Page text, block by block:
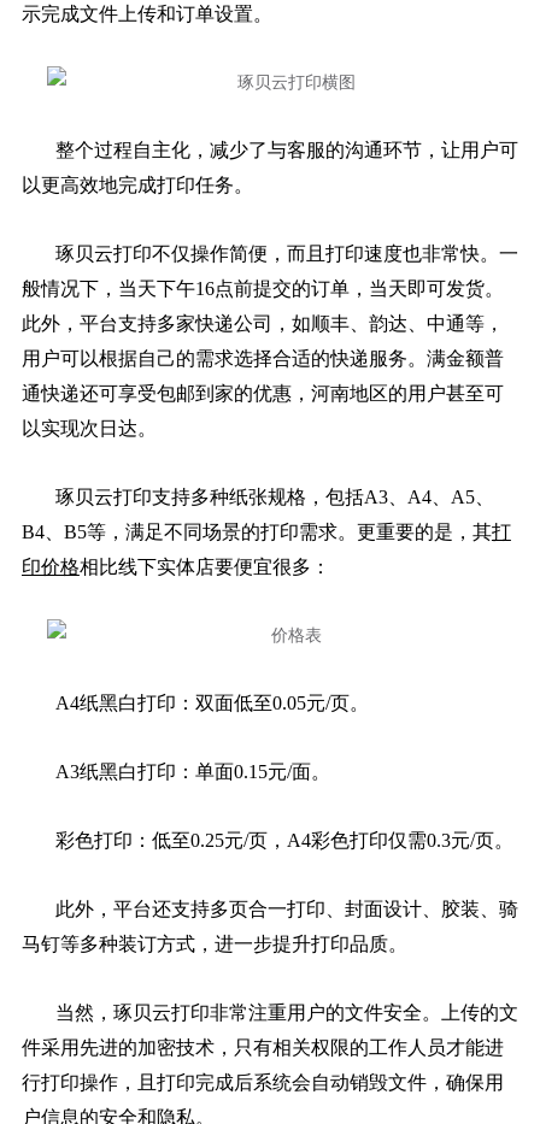
示完成文件上传和订单设置。
整个过程自主化，减少了与客服的沟通环节，让用户可
以更高效地完成打印任务。
琢贝云打印不仅操作简便，而且打印速度也非常快。一
般情况下，当天下午16点前提交的订单，当天即可发货。
此外，平台支持多家快递公司，如顺丰、韵达、中通等，
用户可以根据自己的需求选择合适的快递服务。满金额普
通快递还可享受包邮到家的优惠，河南地区的用户甚至可
以实现次日达。
琢贝云打印支持多种纸张规格，包括A3、A4、A5、
B4、B5等，满足不同场景的打印需求。更重要的是，其打
印价格相比线下实体店要便宜很多：
A4纸黑白打印：双面低至0.05元/页。
A3纸黑白打印：单面0.15元/面。
彩色打印：低至0.25元/页，A4彩色打印仅需0.3元/页。
此外，平台还支持多页合一打印、封面设计、胶装、骑
马钉等多种装订方式，进一步提升打印品质。
当然，琢贝云打印非常注重用户的文件安全。上传的文
件采用先进的加密技术，只有相关权限的工作人员才能进
行打印操作，且打印完成后系统会自动销毁文件，确保用
户信息的安全和隐私。